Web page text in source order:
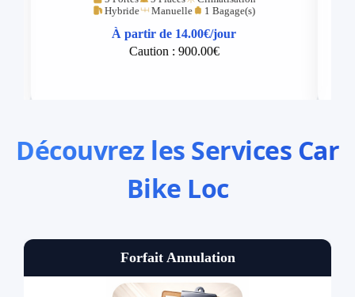
Découvrez les Services Car
Bike Loc